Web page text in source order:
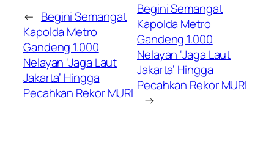
← Begini Semangat
Kapolda Metro
Gandeng 1.000
Nelayan ‘Jaga Laut
Jakarta’ Hingga
Pecahkan Rekor MURI
Begini Semangat
Kapolda Metro
Gandeng 1.000
Nelayan ‘Jaga Laut
Jakarta’ Hingga
Pecahkan Rekor MURI
→